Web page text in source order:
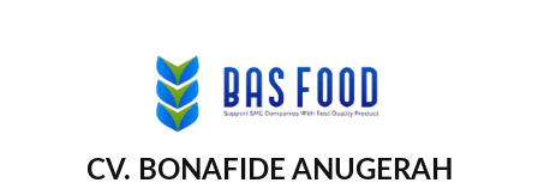
CV. BONAFIDE ANUGERAH